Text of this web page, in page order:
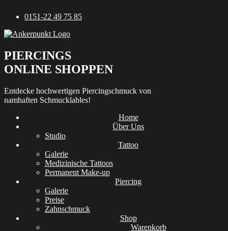
Inhalt
0151-22 49 75 85
PIERCINGS
ONLINE SHOPPEN
Entdecke hochwertigen Piercingschmuck von
namhaften Schmucklables!
Home
Über Uns
Studio
Tattoo
Galerie
Medizinische Tattoos
Permanent Make-up
Piercing
Galerie
Preise
Zahnschmuck
Shop
Warenkorb